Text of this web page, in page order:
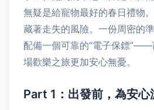
無疑是給寵物最好的春日禮物
藏著走失的風險。一份周密的
配備一個可靠的“電子保鏢
場歡樂之旅更加安心無憂。
Part 1：出發前，為安心